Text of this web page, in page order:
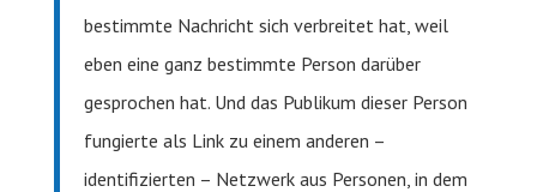
bestimmte Nachricht sich verbreitet hat, weil
eben eine ganz bestimmte Person darüber
gesprochen hat. Und das Publikum dieser Person
fungierte als Link zu einem anderen –
identifizierten – Netzwerk aus Personen, in dem